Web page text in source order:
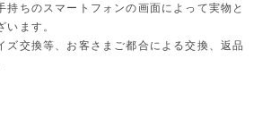
持ちのスマートフォンの画面によって実物と
います。
ズ交換等、お客さまご都合による交換、返品